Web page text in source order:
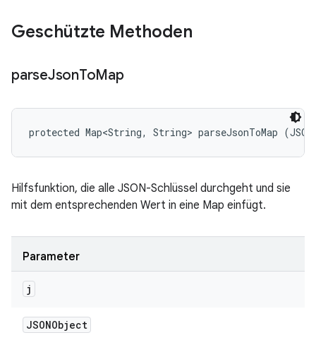
Geschützte Methoden
parseJsonToMap
protected Map<String, String> parseJsonToMap
Hilfsfunktion, die alle JSON-Schlüssel durchgeht und sie
mit dem entsprechenden Wert in eine Map einfügt.
Parameter
j
JSONObject